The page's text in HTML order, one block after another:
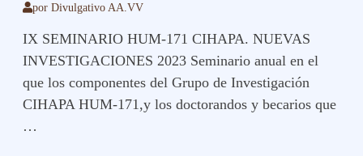
porDivulgativo AA.VV
IX SEMINARIO HUM-171 CIHAPA. NUEVAS
INVESTIGACIONES 2023 Seminario anual en el
que los componentes del Grupo de Investigación
CIHAPA HUM-171,y los doctorandos y becarios que
…